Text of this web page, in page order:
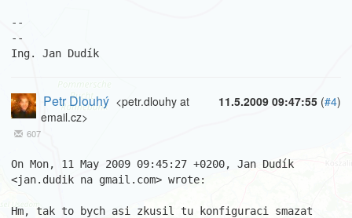
--
--
Ing. Jan Dudík
11.5.2009 09:47:55 (#4)
Petr Dlouhý <petr.dlouhy at
email.cz>
607
On Mon, 11 May 2009 09:45:27 +0200, Jan Dudík
<jan.dudik na gmail.com> wrote:
Hm, tak to bych asi zkusil tu konfiguraci smazat